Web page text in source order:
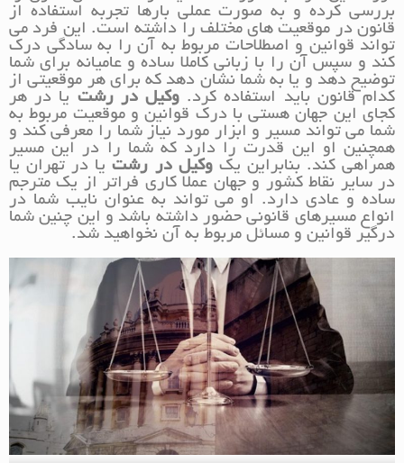
بررسی کرده و به صورت عملی بارها تجربه استفاده از
قانون در موقعیت های مختلف را داشته است. این فرد می
تواند قوانین و اصطلاحات مربوط به آن را به سادگی درک
کند و سپس آن را با زبانی کاملا ساده و عامیانه برای شما
توضیح دهد و یا به شما نشان دهد که برای هر موقعیتی از
کدام قانون باید استفاده کرد. وکیل در رشت یا در هر
کجای این جهان هستی با درک قوانین و موقعیت مربوط به
شما می تواند مسیر و ابزار مورد نیاز شما را معرفی کند و
همچنین او این قدرت را دارد که شما را در این مسیر
همراهی کند. بنابراین یکوکیل در رشتیا در تهران یا
در سایر نقاط کشور و جهان عملا کاری فراتر از یک مترجم
ساده و عادی دارد. او می تواند به عنوان نایب شما در
انواع مسیرهای قانونی حضور داشته باشد و این چنین شما
درگیر قوانین و مسائل مربوط به آن نخواهید شد.